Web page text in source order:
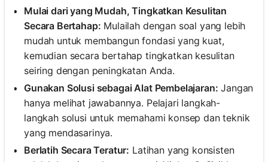
Mulai dari yang Mudah, Tingkatkan Kesulitan
Secara Bertahap: Mulailah dengan soal yang lebih
mudah untuk membangun fondasi yang kuat,
kemudian secara bertahap tingkatkan kesulitan
seiring dengan peningkatan Anda.
Gunakan Solusi sebagai Alat Pembelajaran: Jangan
hanya melihat jawabannya. Pelajari langkah-
langkah solusi untuk memahami konsep dan teknik
yang mendasarinya.
Berlatih Secara Teratur: Latihan yang konsisten